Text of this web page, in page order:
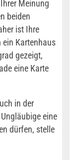
Meinung
beiden
ist Ihre
Kartenhaus
gezeigt,
eine Karte
in der
eine
dürfen, stelle